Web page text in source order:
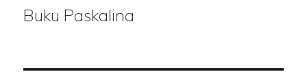
Buku Paskalina